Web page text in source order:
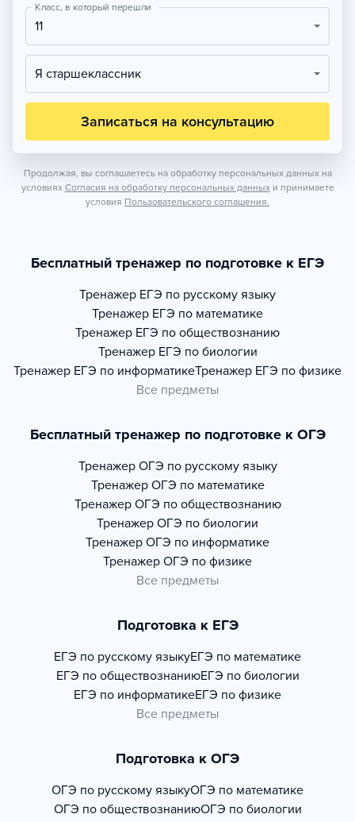
Класс, в который перешли
11
Я старшеклассник
Записаться на консультацию
Продолжая, вы соглашаетесь на обработку персональных данных на
условиях Согласия на обработку персональных данных и принимаете
условия Пользовательского соглашения.
Бесплатный тренажер по подготовке к ЕГЭ
Тренажер ЕГЭ по русскому языку
Тренажер ЕГЭ по математике
Тренажер ЕГЭ по обществознанию
Тренажер ЕГЭ по биологии
Тренажер ЕГЭ по информатикеТренажер ЕГЭ по физике
Все предметы
Бесплатный тренажер по подготовке к ОГЭ
Тренажер ОГЭ по русскому языку
Тренажер ОГЭ по математике
Тренажер ОГЭ по обществознанию
Тренажер ОГЭ по биологии
Тренажер ОГЭ по информатике
Тренажер ОГЭ по физике
Все предметы
Подготовка к ЕГЭ
ЕГЭ по русскому языкуЕГЭ по математике
ЕГЭ по обществознаниюЕГЭ по биологии
ЕГЭ по информатикеЕГЭ по физике
Все предметы
Подготовка к ОГЭ
ОГЭ по русскому языкуОГЭ по математике
ОГЭ по обществознаниюОГЭ по биологии